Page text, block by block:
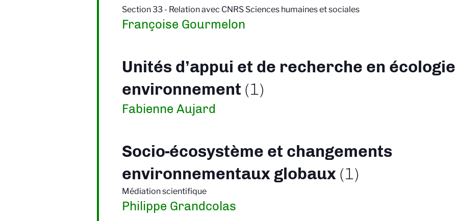
Section 33 - Relation avec CNRS Sciences humaines et sociales
Françoise Gourmelon
Unités d’appui et de recherche en
environnement (1)
Fabienne Aujard
Socio-écosystème et changements
environnementaux globaux (1)
Médiation scientifique
Philippe Grandcolas